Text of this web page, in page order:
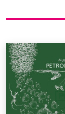
Bibliotekoms
D.U.K.